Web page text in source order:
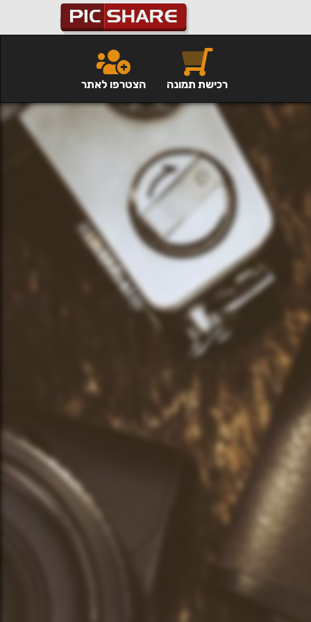
הצטרפו לאתר רכישת תמונה